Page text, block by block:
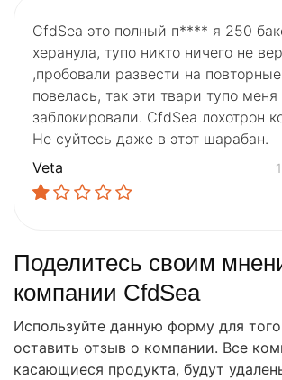
CfdSea это полный п**** я 250
херанула, тупо никто ничего не
,пробовали развести на
повелась, так эти твари тупо меня
заблокировали. CfdSea лохотрон
Не суйтесь даже в этот шарабан.
Veta
Поделитесь своим
компании CfdSea
Используйте данную форму для
оставить отзыв о компании. Все
касающиеся продукта, будут